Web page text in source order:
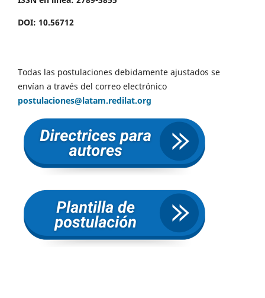
DOI: 10.56712
Todas las postulaciones debidamente ajustados se
envían a través del correo electrónico
postulaciones@latam.redilat.org